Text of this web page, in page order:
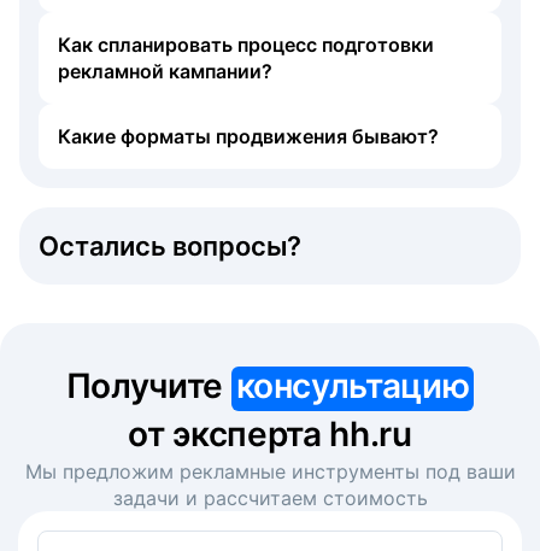
Как спланировать процесс подготовки
рекламной кампании?
Какие форматы продвижения бывают?
Остались вопросы?
Получите консультацию
от эксперта hh.ru
Мы предложим рекламные инструменты под ваши
задачи и рассчитаем стоимость